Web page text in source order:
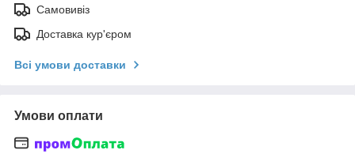
Самовивіз
Доставка кур'єром
Всі умови доставки
Умови оплати